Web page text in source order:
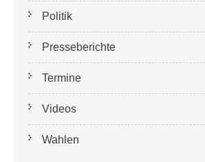
Politik
Presseberichte
Termine
Videos
Wahlen